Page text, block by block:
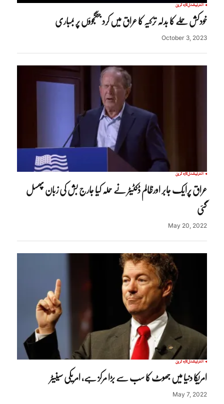
انٹرنیشنلتازہ ترین
خودکش حملے کا بدلہ ترکیہ کا عراق میں کرد جنگجوؤں پر بمباری
October 3, 2023
انٹرنیشنلتازہ ترین
عراق پرایک جابر اورظالم ڈکٹیٹر نے حملہ کیا جارج بش کی زبان پھسل
گئی
May 20, 2022
انٹرنیشنلتازہ ترین
امریکا دنیا میں جھوٹ کا سب سے بڑا مرکز ہے، امریکی سینیٹر
May 7, 2022